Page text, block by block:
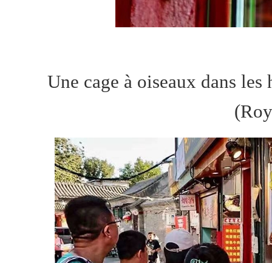
Une cage à oiseaux dans